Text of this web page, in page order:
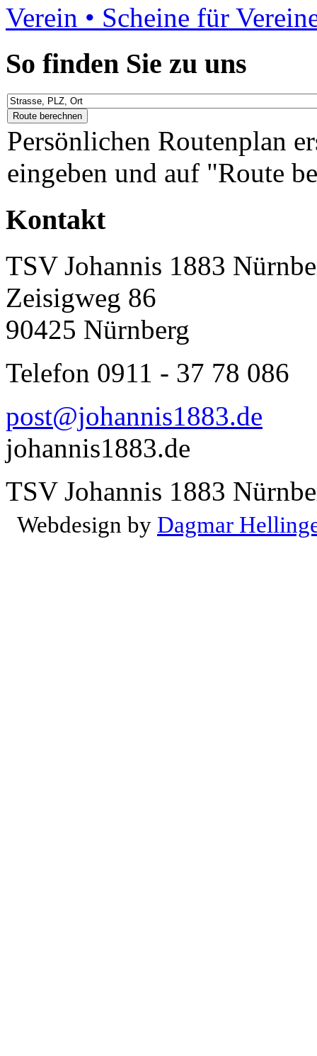
Verein • Scheine für
So finden Sie zu uns
Persönlichen Routenplan
eingeben und auf "Route
Kontakt
TSV Johannis 1883
Zeisigweg 86
90425 Nürnberg
Telefon 0911 - 37 78 086
post@johannis1883.de
johannis1883.de
TSV Johannis 1883
Webdesign by Dagmar